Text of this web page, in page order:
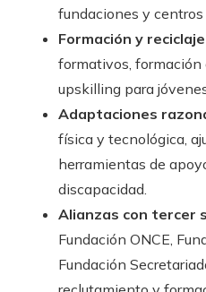
fundaciones y
Formación y
formativos, formación
upskilling para
Adaptaciones
física y tecnológica,
herramientas de
discapacidad.
Alianzas con tercer
Fundación ONCE,
Fundación